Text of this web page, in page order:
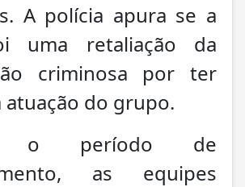
A polícia apura se a
uma retaliação da
criminosa por ter
atuação do grupo.
o período de
as equipes